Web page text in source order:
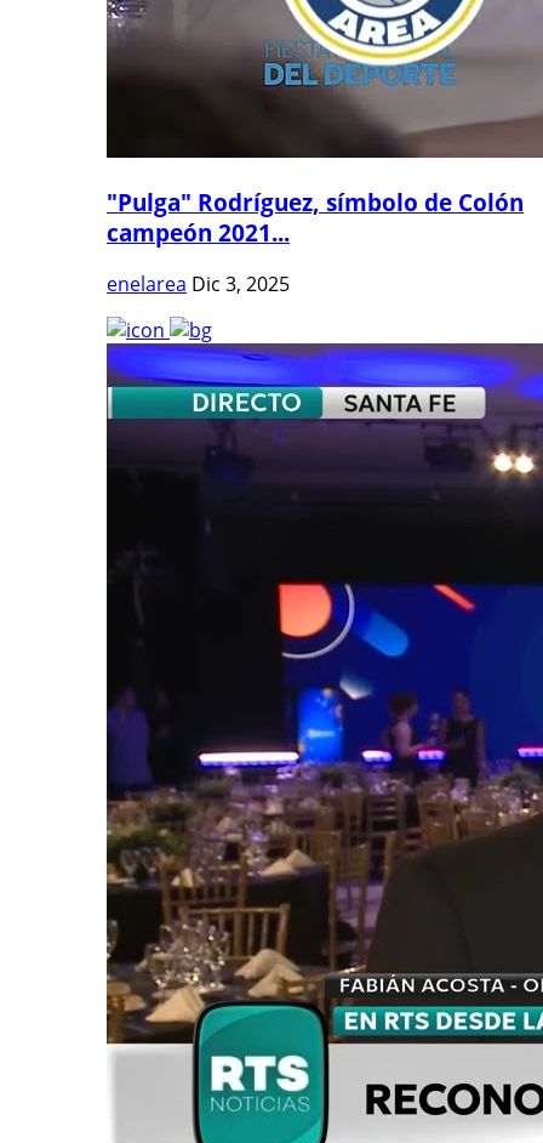
"Pulga" Rodríguez, símbolo de Colón
campeón 2021...
enelarea Dic 3, 2025